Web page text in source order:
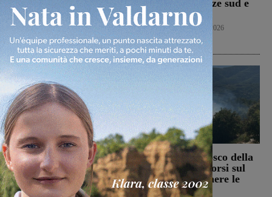
oliveta e bosco a San
Pancrazio. Tre ettari
l’area bruciata
Cronaca 7 Agosto 2026
fuoco tra Firenze sud e
Incisa Reggello
Cronaca 7 Agosto 2026
Il Terranuova Traiana
allo “Zecchini” di
Grosseto per una gara
amichevole
Incendio nel bosco della
Trappola. Soccorsi sul
posto per spegnere le
fiamme